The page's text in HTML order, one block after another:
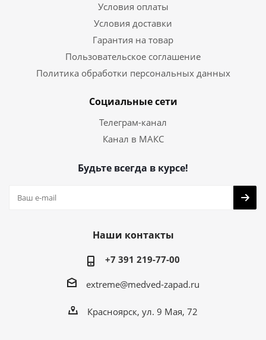
Условия оплаты
Условия доставки
Гарантия на товар
Пользовательское соглашение
Политика обработки персональных данных
Социальные сети
Телеграм-канал
Канал в МАКС
Будьте всегда в курсе!
Наши контакты
+7 391 219-77-00
extreme@medved-zapad.ru
Красноярск, ул. 9 Мая, 72